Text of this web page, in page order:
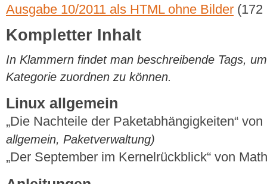
Ausgabe 10/2011 als HTML ohne Bilder (172
Kompletter Inhalt
In Klammern findet man beschreibende Tags,
Kategorie zuordnen zu können.
Linux allgemein
„Die Nachteile der Paketabhängigkeiten“
allgemein, Paketverwaltung)
„Der September im Kernelrückblick“ von